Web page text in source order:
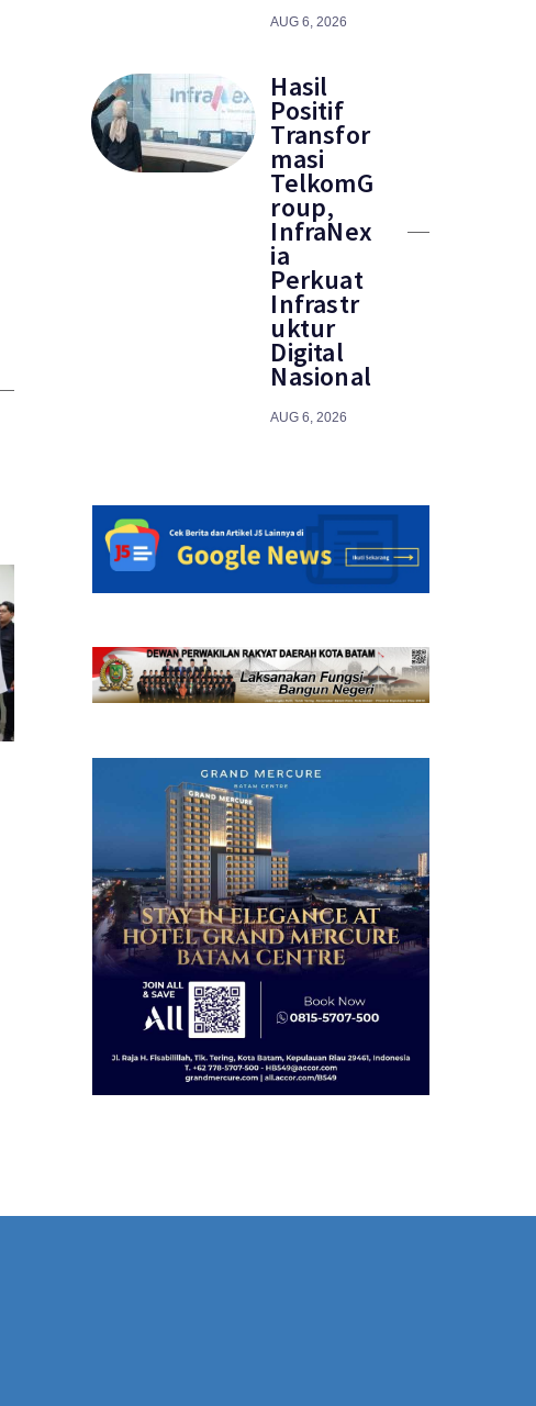
AUG 6, 2026
Hasil
Positif
Transfor
masi
TelkomG
roup,
InfraNex
ia
Perkuat
Infrastr
uktur
Digital
Nasional
AUG 6, 2026